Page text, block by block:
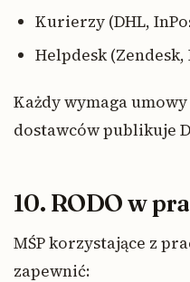
Kurierzy (DHL,
Helpdesk
Każdy wymaga
dostawców publikuje
10. RODO w
MŚP korzystające z
zapewnić: